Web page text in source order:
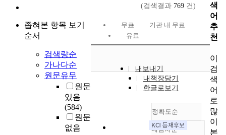
좁혀본 항목 보기
순서
검색량순
가나다순
원문유무
원문
있음
(584)
원문
없음
(검색결과 769 건)
무료
기관 내 무료
유료
내보내기
내책장담기
한글로보기
정확도순
정확도
내림차순
색
어
추
천
이
검
색
어
로
많
이
본